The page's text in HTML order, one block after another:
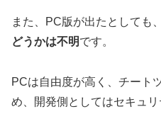
また、PC版が出たとしても、
どうかは不明です。
PCは自由度が高く、チート
め、開発側としてはセキュ